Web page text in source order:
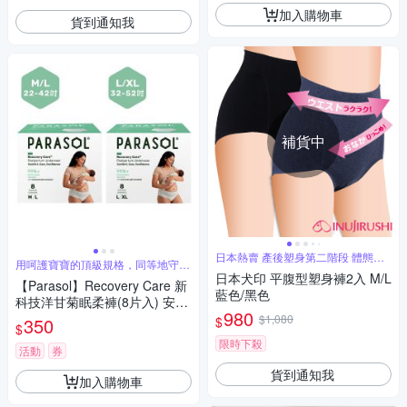
貨到通知我
用呵護寶寶的頂級規格，同等地守護
每位女性
【Parasol】Recovery Care 新
科技洋甘菊眠柔褲(8片入) 安睡
褲/衛生棉/褲型衛生棉
$350
活動 券
加入購物車
加入購物車
補貨中
日本熱賣 產後塑身第二階段 體態調
整期
日本犬印 平腹型塑身褲2入 M/L
藍色/黑色
$980 $1,080
限時下殺
貨到通知我